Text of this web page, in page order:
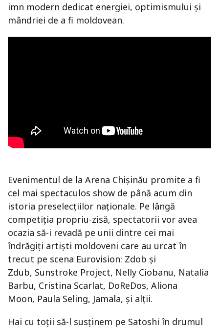
imn modern dedicat energiei, optimismului și
mândriei de a fi moldovean.
Evenimentul de la Arena Chișinău promite a fi
cel mai spectaculos show de până acum din
istoria preselecțiilor naționale. Pe lângă
competiția propriu-zisă, spectatorii vor avea
ocazia să-i revadă pe unii dintre cei mai
îndrăgiți artiști moldoveni care au urcat în
trecut pe scena Eurovision: Zdob și
Zdub, Sunstroke Project, Nelly Ciobanu, Natalia
Barbu, Cristina Scarlat, DoReDos, Aliona
Moon, Paula Seling, Jamala, și alții.
Hai cu toții să-l susținem pe Satoshi în drumul